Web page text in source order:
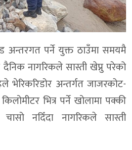
अन्तरगत पर्ने युक्त ठाउँमा समयमै
नागरिकले सास्ती खेप्नु परेको
भेरिकरिडोर अन्तर्गत जाजरकोट-
भित्र पर्ने खोलामा पक्की
नदिँदा नागरिकले सास्ती